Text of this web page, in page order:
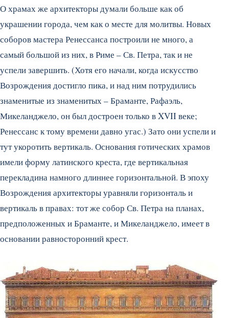
О храмах же архитекторы думали больше как об
украшении города, чем как о месте для молитвы. Новых
соборов мастера Ренессанса построили не много, а
самый большой из них, в Риме – Св. Петра, так и не
успели завершить. (Хотя его начали, когда искусство
Возрождения достигло пика, и над ним потрудились
знаменитые из знаменитых – Браманте, Рафаэль,
Микеланджело, он был достроен только в XVII веке;
Ренессанс к тому времени давно угас.) Зато они успели и
тут укоротить вертикаль. Основания готических храмов
имели форму латинского креста, где вертикальная
перекладина намного длиннее горизонтальной. В эпоху
Возрождения архитекторы уравняли горизонталь и
вертикаль в правах: тот же собор Св. Петра на планах,
предположенных и Браманте, и Микеланджело, имеет в
основании равносторонний крест.